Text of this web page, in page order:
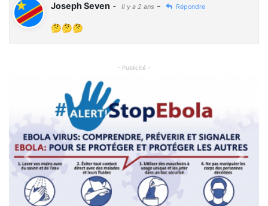
Joseph Seven - Il y a 2 ans - Répondre
🤔🤔🤔
- Publicité -
Previous Next